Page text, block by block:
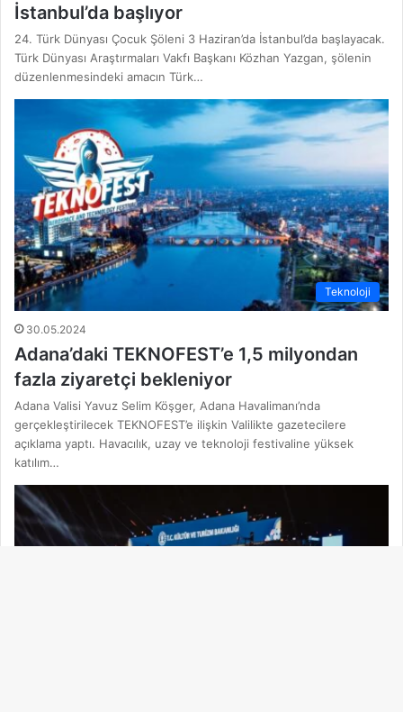
İstanbul’da başlıyor
24. Türk Dünyası Çocuk Şöleni 3 Haziran’da İstanbul’da başlayacak.
Türk Dünyası Araştırmaları Vakfı Başkanı Közhan Yazgan, şölenin
düzenlenmesindeki amacın Türk…
Teknoloji
30.05.2024
Adana’daki TEKNOFEST’e 1,5 milyondan
fazla ziyaretçi bekleniyor
Adana Valisi Yavuz Selim Köşger, Adana Havalimanı’nda
gerçekleştirilecek TEKNOFEST’e ilişkin Valilikte gazetecilere
açıklama yaptı. Havacılık, uzay ve teknoloji festivaline yüksek
katılım…